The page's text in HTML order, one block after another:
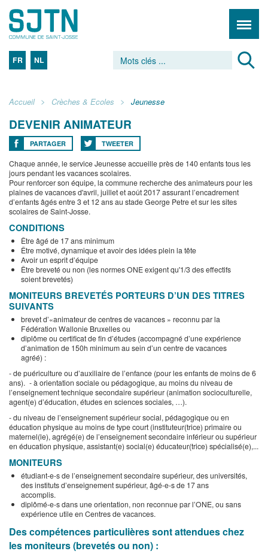
FR NL
Accueil Crèches & Ecoles Jeunesse
DEVENIR ANIMATEUR
PARTAGER TWEETER
Chaque année, le service Jeunesse accueille près de 140 enfants tous les
jours pendant les vacances scolaires.
Pour renforcer son équipe, la commune recherche des animateurs pour les
plaines de vacances d'avril, juillet et août 2017 assurant l’encadrement
d’enfants âgés entre 3 et 12 ans au stade George Petre et sur les sites
scolaires de Saint-Josse.
CONDITIONS
Être âgé de 17 ans minimum
Être motivé, dynamique et avoir des idées plein la tête
Avoir un esprit d’équipe
Être breveté ou non (les normes ONE exigent qu'1/3 des effectifs
soient brevetés)
MONITEURS BREVETÉS PORTEURS D’UN DES TITRES
SUIVANTS
brevet d’«animateur de centres de vacances » reconnu par la
Fédération Wallonie Bruxelles ou
diplôme ou certificat de fin d’études (accompagné d’une expérience
d’animation de 150h minimum au sein d’un centre de vacances
agréé) :
- de puériculture ou d’auxiliaire de l’enfance (pour les enfants de moins de 6
ans). - à orientation sociale ou pédagogique, au moins du niveau de
l’enseignement technique secondaire supérieur (animation socioculturelle,
agent(e) d’éducation, études en sciences sociales, …).
- du niveau de l’enseignement supérieur social, pédagogique ou en
éducation physique au moins de type court (instituteur(trice) primaire ou
maternel(le), agrégé(e) de l’enseignement secondaire inférieur ou supérieur
en éducation physique, assistant(e) social(e) éducateur(trice) spécialisé(e),...
MONITEURS
étudiant-e-s de l’enseignement secondaire supérieur, des universités,
des instituts d’enseignement supérieur, âgé-e-s de 17 ans
accomplis.
diplômé-e-s dans une orientation, non reconnue par l’ONE, ou sans
expérience utile en Centres de vacances.
Des compétences particulières sont attendues chez
les moniteurs (brevetés ou non) :